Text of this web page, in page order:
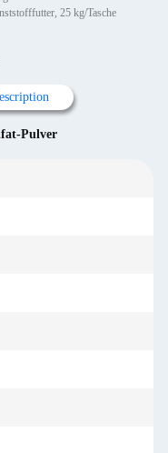
25 kg/Tasche
Pulver